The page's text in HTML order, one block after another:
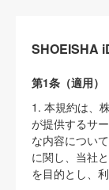
SHOEISHA
第1条（適用）
1. 本規約は、
が提供するサ
な内容につい
に関し、当社
を目的とし、